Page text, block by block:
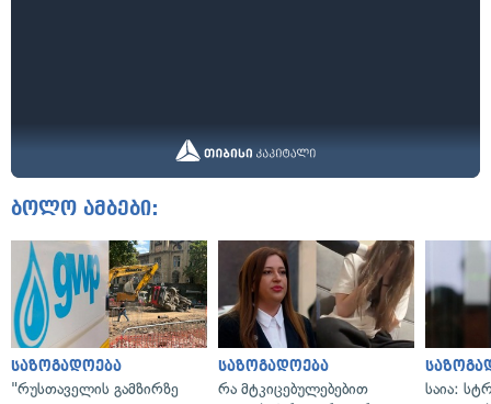
ბოლო ამბები:
საზოგადოება
"რუსთაველის გამზირზე
საზოგადოება
რა მტკიცებულებებით
საია: